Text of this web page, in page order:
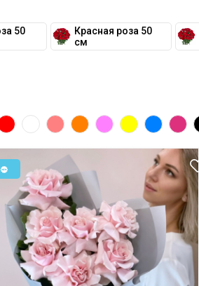
50
Красная роза 50
см